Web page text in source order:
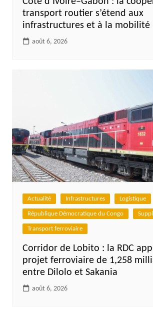
transport routier s’étend aux
infrastructures et à la mobilité
août 6, 2026
Actualité Infrastructures Logistique
République Démocratique du Congo
Transport ferroviaire
Corridor de Lobito : la RDC
projet ferroviaire de 1,258
entre Dilolo et Sakania
août 6, 2026